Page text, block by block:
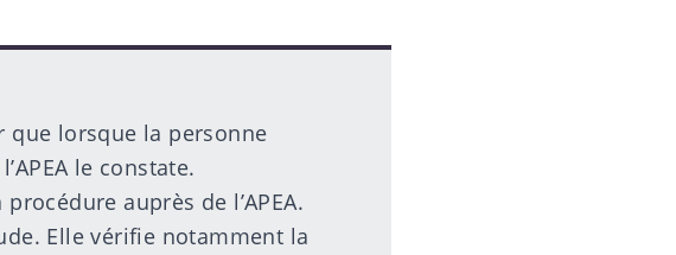
que lorsque la personne
le constate.
auprès de l’APEA.
Elle vérifie notamment la